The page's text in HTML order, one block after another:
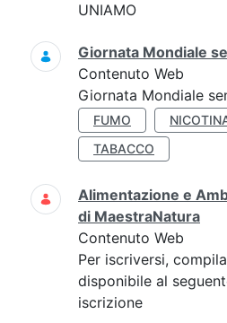
UNIAMO
Giornata Mondiale
Contenuto Web
Giornata Mondiale
FUMO
TABACCO
Alimentazione e
di MaestraNatura
Contenuto Web
Per iscriversi,
disponibile al
iscrizione